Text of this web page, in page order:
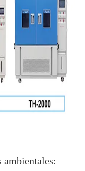
ambientales: